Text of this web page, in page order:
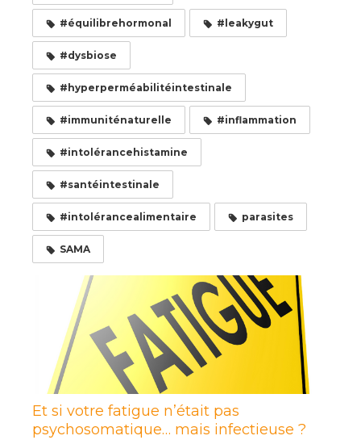
#équilibrehormonal #leakygut
#dysbiose
#hyperperméabilitéintestinale
#immuniténaturelle #inflammation
#intolérancehistamine
#santéintestinale
#intolérancealimentaire parasites
SAMA
Et si votre fatigue n’était pas
psychosomatique… mais infectieuse ?